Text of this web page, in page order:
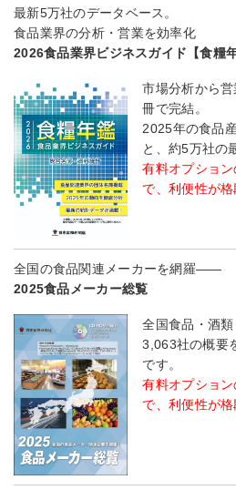
最新5万社のデータベース。
食品業界の分析・営業を効率化
2026食品業界ビジネスガイド【食糧年
市場分析から
冊で完結。
2025年の食品
と、約5万社の
有料オプショ
で、利便性が格
全国の食品関連メーカーを網羅――
2025食品メーカー総覧
全国食品・酒
3,063社の概要
です。
有料オプショ
で、利便性が格